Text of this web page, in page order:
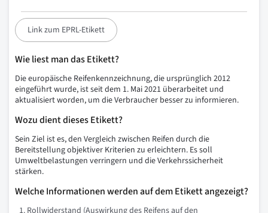
Link zum EPRL-Etikett
Wie liest man das Etikett?
Die europäische Reifenkennzeichnung, die ursprünglich 2012
eingeführt wurde, ist seit dem 1. Mai 2021 überarbeitet und
aktualisiert worden, um die Verbraucher besser zu informieren.
Wozu dient dieses Etikett?
Sein Ziel ist es, den Vergleich zwischen Reifen durch die
Bereitstellung objektiver Kriterien zu erleichtern. Es soll
Umweltbelastungen verringern und die Verkehrssicherheit
stärken.
Welche Informationen werden auf dem Etikett angezeigt?